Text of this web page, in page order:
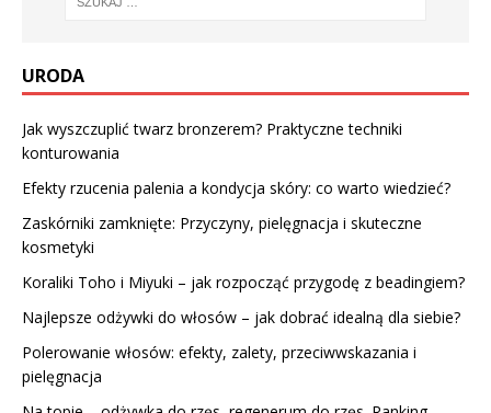
URODA
Jak wyszczuplić twarz bronzerem? Praktyczne techniki
konturowania
Efekty rzucenia palenia a kondycja skóry: co warto wiedzieć?
Zaskórniki zamknięte: Przyczyny, pielęgnacja i skuteczne
kosmetyki
Koraliki Toho i Miyuki – jak rozpocząć przygodę z beadingiem?
Najlepsze odżywki do włosów – jak dobrać idealną dla siebie?
Polerowanie włosów: efekty, zalety, przeciwwskazania i
pielęgnacja